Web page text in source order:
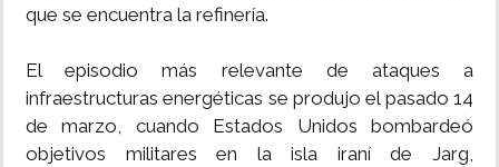
que se encuentra la refinería.
El episodio más relevante de ataques a
infraestructuras energéticas se produjo el pasado 14
de marzo, cuando Estados Unidos bombardeó
objetivos militares en la isla iraní de Jarg,